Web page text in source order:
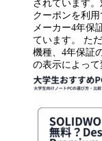
されています
クーポンを利
メーカー4年保
ています。 た
機種、4年保証
の表示によっ